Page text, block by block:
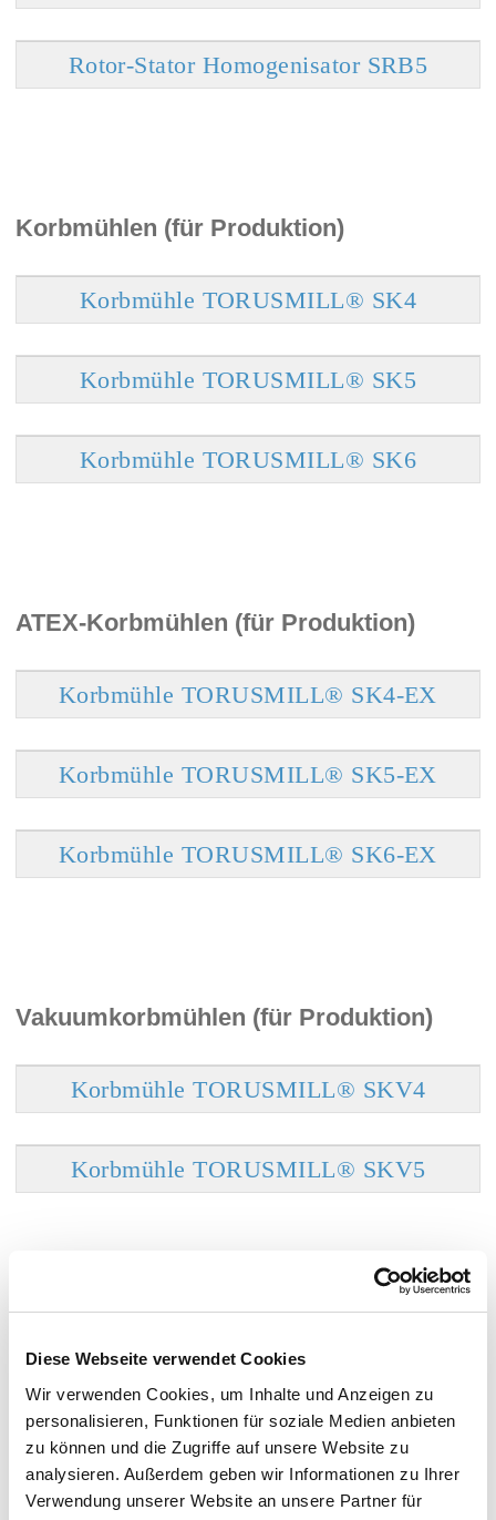
Diese Webseite verwendet Cookies
Wir verwenden Cookies, um Inhalte und Anzeigen zu
personalisieren, Funktionen für soziale Medien anbieten
zu können und die Zugriffe auf unsere Website zu
analysieren. Außerdem geben wir Informationen zu Ihrer
Verwendung unserer Website an unsere Partner für
Rotor-Stator Homogenisator SRB5
Korbmühlen (für Produktion)
Korbmühle TORUSMILL® SK4
Korbmühle TORUSMILL® SK5
Korbmühle TORUSMILL® SK6
ATEX-Korbmühlen (für Produktion)
Korbmühle TORUSMILL® SK4-EX
Korbmühle TORUSMILL® SK5-EX
Korbmühle TORUSMILL® SK6-EX
Vakuumkorbmühlen (für Produktion)
Korbmühle TORUSMILL® SKV4
Korbmühle TORUSMILL® SKV5
Produktion)
Korbmühle TORUSMILL® SKV4-EX